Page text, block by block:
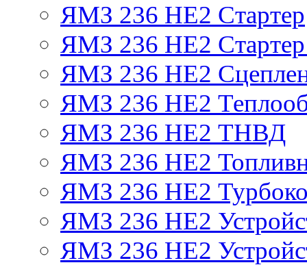
ЯМЗ 236 НЕ2 Стартер
ЯМЗ 236 НЕ2 Стартер
ЯМЗ 236 НЕ2
ЯМЗ 236 НЕ2
ЯМЗ 236 НЕ2 ТНВД
ЯМЗ 236 НЕ2
ЯМЗ 236 НЕ2
ЯМЗ 236 НЕ2
ЯМЗ 236 НЕ2